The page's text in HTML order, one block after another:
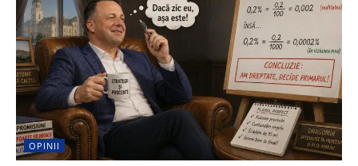
OPINII